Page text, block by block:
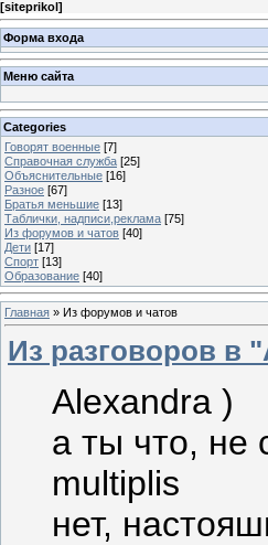
[siteprikol]
Форма входа
Меню сайта
Categories
Говорят военные [7]
Справочная служба [25]
Объяснительные [16]
Разное [67]
Братья меньшие [13]
Таблички, надписи,реклама [75]
Из форумов и чатов [40]
Дети [17]
Спорт [13]
Образование [40]
Главная » Из форумов и чатов
Из разговоров в
Alexandra )
а ты что, не
multiplis
нет,